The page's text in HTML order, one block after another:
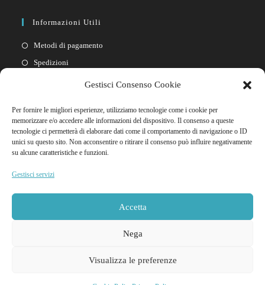
Gestisci Consenso Cookie
Per fornire le migliori esperienze, utilizziamo tecnologie come i cookie per
memorizzare e/o accedere alle informazioni del dispositivo. Il consenso a queste
tecnologie ci permetterà di elaborare dati come il comportamento di navigazione o ID
unici su questo sito. Non acconsentire o ritirare il consenso può influire negativamente
su alcune caratteristiche e funzioni.
Gestisci servizi
Accetta
Nega
Visualizza le preferenze
Informazioni Utili
Metodi di pagamento
Spedizioni
Cookie policy
Link Rapidi
© 2026 Godooria Sexy Shop Tutti i diritti riservati | NIF Y4837466M - Ditta